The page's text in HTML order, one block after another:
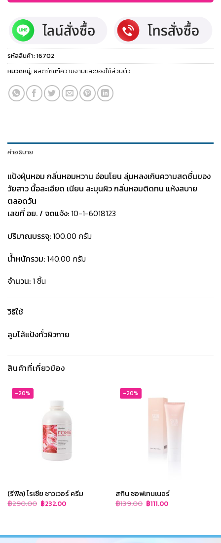
รหัสสินค้า:16702
หมวดหมู่:ผลิตภัณฑ์ความงามและของใช้ส่วนตัว
คำอธิบาย
แป้งฝุ่นหอม กลิ่นหอมหวาน อ่อนโยน ลุ่มหลงเกินความสดชื่นของ
วัยสาว นื้อละเอียด เนียน ละมุนผิว กลิ่นหอมติดทน แห้งสบาย
ตลอดวัน
เลขที่ อย. / จดแจ้ง: 10-1-6018123
ปริมาณบรรจุ: 100.00 กรัม
น้ำหนักรวม: 140.00 กรัม
จำนวน: 1 ชิ้น
วิธีใช้
ลูบไล้แป้งทั่วผิวกาย
สินค้าที่เกี่ยวข้อง
-20%
(รีฟิล) โรเซีย ชาวเวอร์ ครีม
฿290.00 Original
price
฿232.00Current
price
-20%
สกิน ซอฟเทนเนอร์
฿139.00 Original
price
฿111.00Current
price